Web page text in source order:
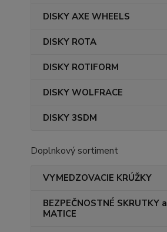
DISKY AXE WHEELS
DISKY ROTA
DISKY ROTIFORM
DISKY WOLFRACE
DISKY 3SDM
Doplnkový sortiment
VYMEDZOVACIE KRÚŽKY
BEZPEČNOSTNÉ SKRUTKY a
MATICE